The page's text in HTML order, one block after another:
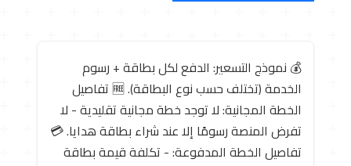
💰 نموذج التسعير: الدفع لكل بطاقة + رسوم
الخدمة (تختلف حسب نوع البطاقة). 🆓 تفاصيل
الخطة المجانية: لا توجد خطة مجانية تقليدية - لا
تفرض المنصة رسومًا إلا عند شراء بطاقة هدايا. 💳
تفاصيل الخطة المدفوعة: - تكلفة قيمة بطاقة